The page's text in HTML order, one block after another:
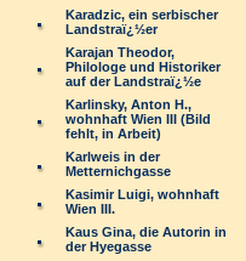
Karadzic, ein serbischer
Landstraï¿½er
Karajan Theodor,
Philologe und Historiker
auf der Landstraï¿½e
Karlinsky, Anton H.,
wohnhaft Wien III (Bild
fehlt, in Arbeit)
Karlweis in der
Metternichgasse
Kasimir Luigi, wohnhaft
Wien III.
Kaus Gina, die Autorin in
der Hyegasse